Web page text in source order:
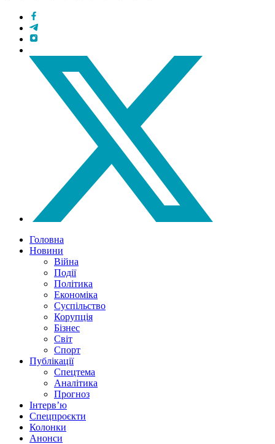
Головна
Новини
Війна
Події
Політика
Економіка
Суспільство
Корупція
Бізнес
Світ
Спорт
Публікації
Спецтема
Аналітика
Прогноз
Інтерв’ю
Спецпроєкти
Колонки
Анонси